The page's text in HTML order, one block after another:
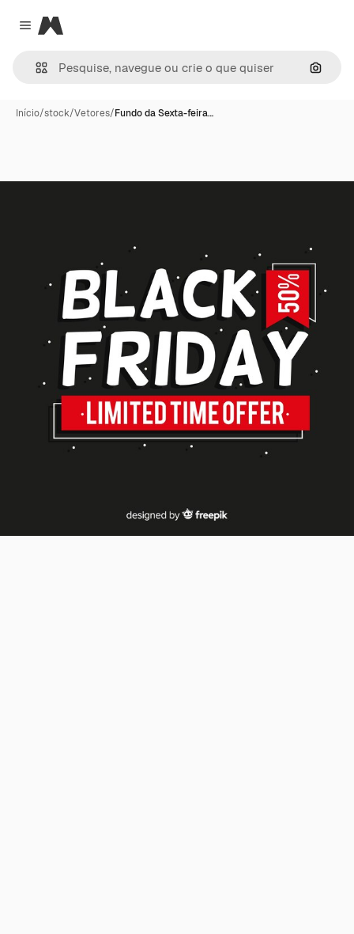
Close menu
Magnific
Início/stock/Vetores/Fundo da Sexta-feira…